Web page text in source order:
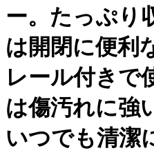
ー。たっぷり
は開閉に便利
レール付きで
は傷汚れに強
いつでも清潔